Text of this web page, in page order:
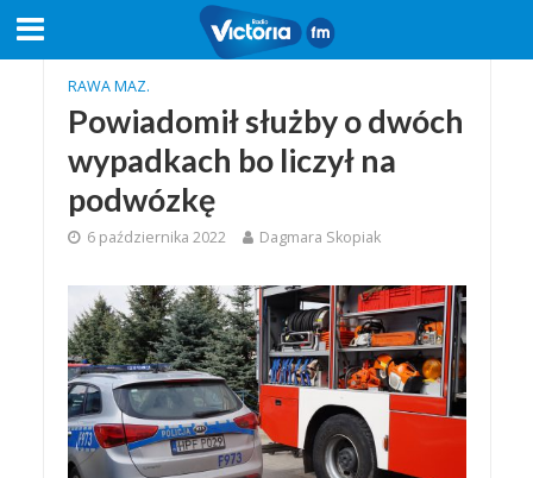
RAWA MAZ.
Powiadomił służby o dwóch
wypadkach bo liczył na
podwózkę
6 października 2022 Dagmara Skopiak